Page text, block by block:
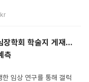
장학회 학술지 게재…
측
임상 연구를 통해 갤럭